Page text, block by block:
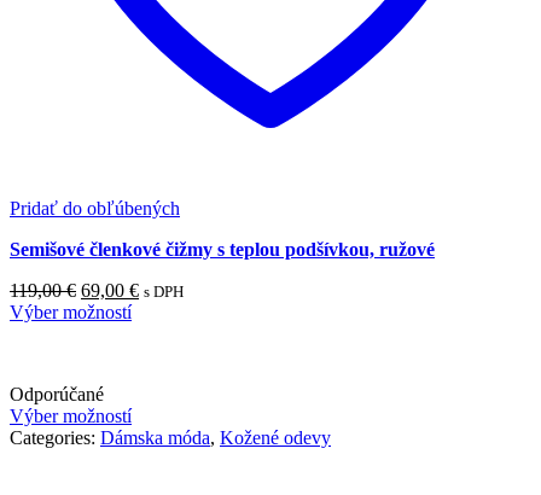
Pridať do obľúbených
Semišové členkové čižmy s teplou podšívkou, ružové
119,00€ Pôvodná
cena
69,00 €Aktuálna
s DPH
Výber možností
Odporúčané
Výber možností
Categories: Dámska móda, Kožené odevy